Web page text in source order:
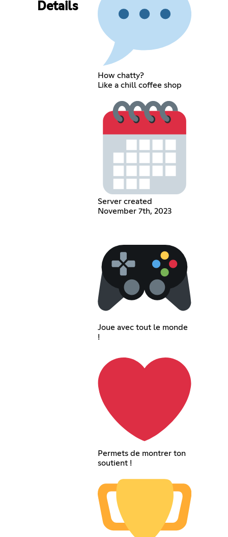
Details
How chatty?
Like a chill coffee shop
Server created
November 7th, 2023
Joue avec tout le monde
!
Permets de montrer ton
soutient !